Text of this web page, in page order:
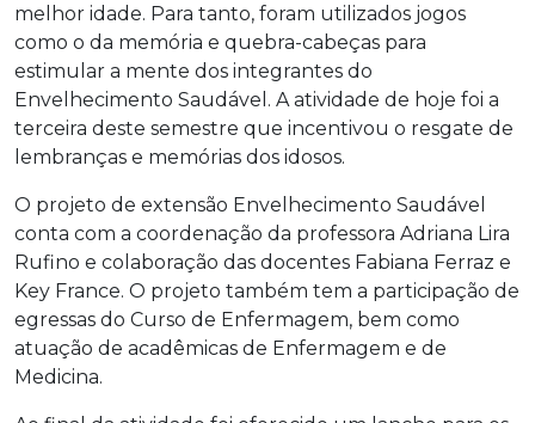
melhor idade. Para tanto, foram utilizados jogos
como o da memória e quebra-cabeças para
estimular a mente dos integrantes do
Envelhecimento Saudável. A atividade de hoje foi a
terceira deste semestre que incentivou o resgate de
lembranças e memórias dos idosos.
O projeto de extensão Envelhecimento Saudável
conta com a coordenação da professora Adriana Lira
Rufino e colaboração das docentes Fabiana Ferraz e
Key France. O projeto também tem a participação de
egressas do Curso de Enfermagem, bem como
atuação de acadêmicas de Enfermagem e de
Medicina.